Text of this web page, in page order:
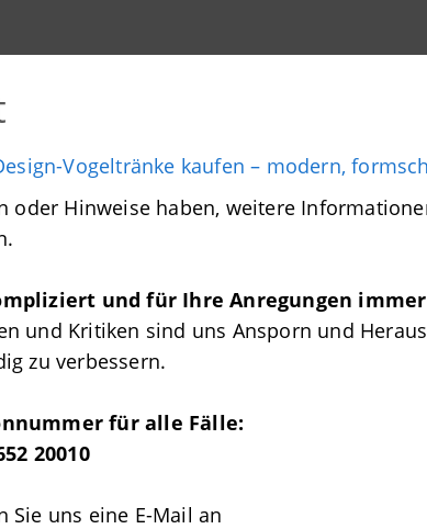
Vogeltränke kaufen – modern,
oder Hinweise haben, weitere
und für Ihre Anregungen
und Kritiken sind uns Ansporn und
zu verbessern.
für alle Fälle:
20010
Sie uns eine E-Mail an